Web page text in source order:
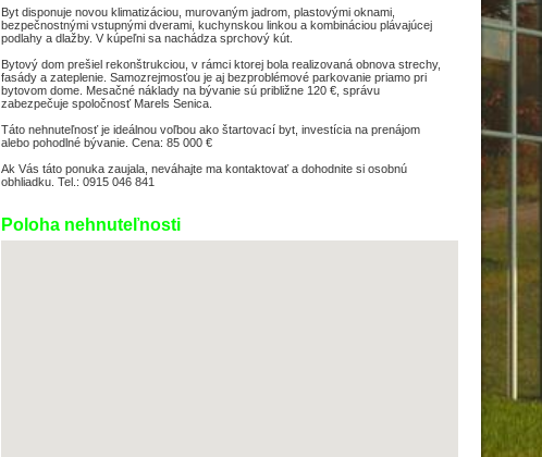
Byt disponuje novou klimatizáciou, murovaným jadrom, plastovými oknami,
bezpečnostnými vstupnými dverami, kuchynskou linkou a kombináciou plávajúcej
podlahy a dlažby. V kúpeľni sa nachádza sprchový kút.
Bytový dom prešiel rekonštrukciou, v rámci ktorej bola realizovaná obnova strechy,
fasády a zateplenie. Samozrejmosťou je aj bezproblémové parkovanie priamo pri
bytovom dome. Mesačné náklady na bývanie sú približne 120 €, správu
zabezpečuje spoločnosť Marels Senica.
Táto nehnuteľnosť je ideálnou voľbou ako štartovací byt, investícia na prenájom
alebo pohodlné bývanie. Cena: 85 000 €
Ak Vás táto ponuka zaujala, neváhajte ma kontaktovať a dohodnite si osobnú
obhliadku. Tel.: 0915 046 841
Poloha nehnuteľnosti